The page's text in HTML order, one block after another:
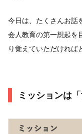
今日は、たくさんお話
会人教育の第一想起を
り覚えていただければ
ミッションは